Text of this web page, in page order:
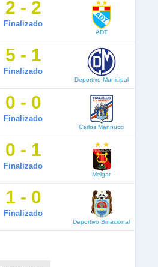
2 - 2
Finalizado
ADT
5 - 1
Finalizado
Deportivo Municipal
0 - 0
Finalizado
Carlos Mannucci
0 - 1
Finalizado
Melgar
1 - 0
Finalizado
Deportivo Binacional